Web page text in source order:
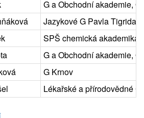
G a Obchodní akademie,
Jazykové G Pavla Tigrida,
SPŠ chemická akademika
G a Obchodní akademie,
G Krnov
Lékařské a přírodovědné